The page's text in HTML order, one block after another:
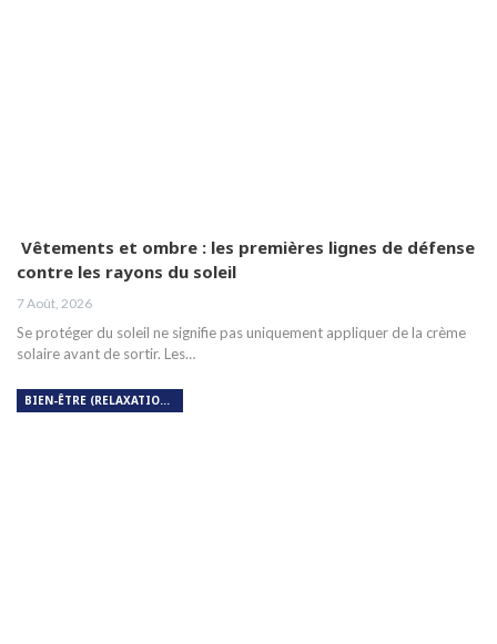
Vêtements et ombre : les premières lignes de défense
contre les rayons du soleil
7 Août, 2026
Se protéger du soleil ne signifie pas uniquement appliquer de la crème
solaire avant de sortir. Les…
BIEN-ÊTRE (RELAXATION, MÉDITATION, SOIN DU CORPS)